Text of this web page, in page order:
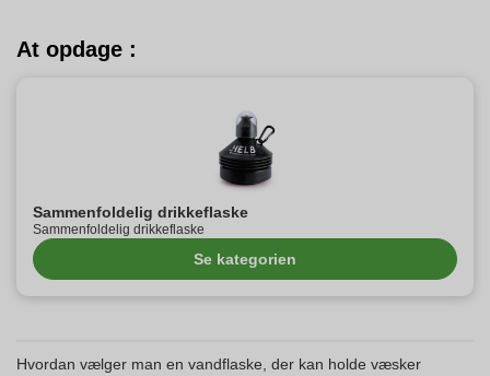
At opdage :
Sammenfoldelig drikkeflaske
Sammenfoldelig drikkeflaske
Se kategorien
Hvordan vælger man en vandflaske, der kan holde væsker